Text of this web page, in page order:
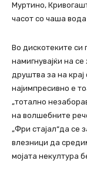
Муртино,
часот со чаша
Во дискотеките си
намигнувајќи на
друштва за на
најимпресивно е
„тотално
на волшебните
„Фри стајал“да се
влезници да
мојата некултура